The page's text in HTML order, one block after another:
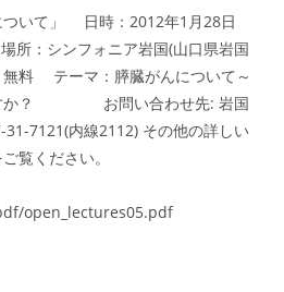
ついて」 日時：2012年1月28日
所：シンフォニア岩国(山口県岩国
テーマ：膵臓がんについて～
すか？ お問い合わせ先: 岩国
7121(内線2112) その他の詳しい
覧ください。
open_lectures05.pdf